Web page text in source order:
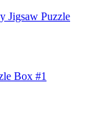
Jigsaw Puzzle
Box #1